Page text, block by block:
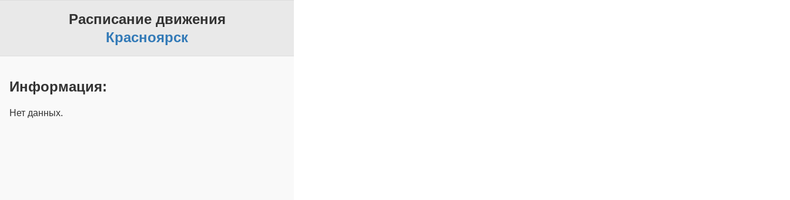
Расписание движения
Красноярск
Информация:
Нет данных.